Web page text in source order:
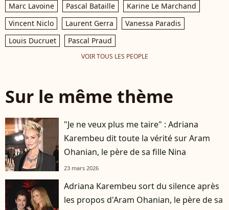
Marc Lavoine Pascal Bataille
Karine Le Marchand
Vincent Niclo
Laurent Gerra
Vanessa Paradis
Louis Ducruet
Pascal Praud
VOIR TOUS LES PEOPLE
Sur le même thème
"Je ne veux plus me taire" : Adriana
Karembeu dit toute la vérité sur Aram
Ohanian, le père de sa fille Nina
23 mars 2026
Adriana Karembeu sort du silence après
les propos d'Aram Ohanian, le père de sa